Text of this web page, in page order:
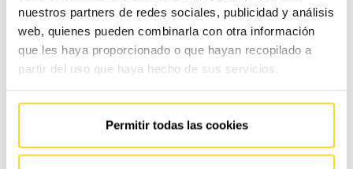
nuestros partners de redes sociales, publicidad y análisis
web, quienes pueden combinarla con otra información
que les haya proporcionado o que hayan recopilado a
partir del uso que haya hecho de sus servicios.
Permitir todas las cookies
En FAIN Ascensores apostamos por la transparencia. Por
instalación de un nuevo ascensor (y durante todo el
transcurso de la misma), colocamos un «tablón de obras
en un lugar visible. Este se convierte en unavía de